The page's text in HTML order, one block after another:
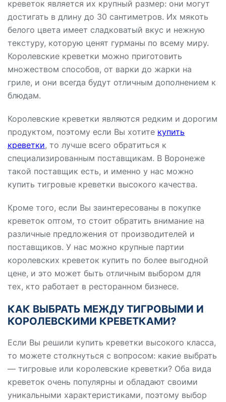
креветок является их крупный размер: они могут
достигать в длину до 30 сантиметров. Их мякоть
белого цвета имеет сладковатый вкус и нежную
текстуру, которую ценят гурманы по всему миру.
Королевские креветки можно приготовить
множеством способов, от варки до жарки на
гриле, и они всегда будут отличным дополнением к
блюдам.
Королевские креветки являются редким и дорогим
продуктом, поэтому если Вы хотите купить
креветки, то лучше всего обратиться к
специализированным поставщикам. В Воронеже
такой поставщик есть, и именно у нас можно
купить тигровые креветки высокого качества.
Кроме того, если Вы заинтересованы в покупке
креветок оптом, то стоит обратить внимание на
различные предложения от производителей и
поставщиков. У нас можно крупные партии
королевских креветок купить по более выгодной
цене, и это может быть отличным выбором для
тех, кто работает в ресторанном бизнесе.
КАК ВЫБРАТЬ МЕЖДУ ТИГРОВЫМИ И
КОРОЛЕВСКИМИ КРЕВЕТКАМИ?
Если Вы решили купить креветки высокого класса,
то можете столкнуться с вопросом: какие выбрать
— тигровые или королевские креветки? Оба вида
креветок очень популярны и обладают своими
уникальными характеристиками, поэтому выбор